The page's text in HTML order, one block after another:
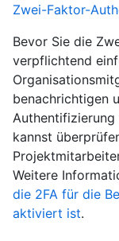
Zwei-Faktor-
Bevor Sie die
verpflichtend
benachrichtigen
Authentifizierung
kannst
Weitere
die 2FA für die
aktiviert ist.